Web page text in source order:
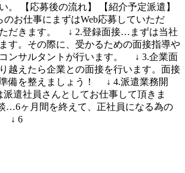
。 【応募後の流れ】 【紹介予定派遣】
お仕事にまずはWeb応募していただ
だきます。 ↓ 2.登録面接…まずは当社
す。その際に、受かるための面接指導や
ンサルタントが行います。 ↓ 3.企業面
越えたら企業との面接を行います。面接
備を整えましょう！ ↓ 4.派遣業務開
遣社員さんとしてお仕事して頂きま
ヶ月間を終えて、正社員になる為の
↓ 6